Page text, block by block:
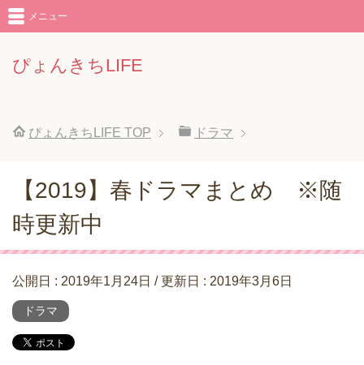
ぴょんきちLIFE
メニュー
ぴょんきちLIFE TOP ドラマ
【2019】春ドラマまとめ ※随
時更新中
公開日 : 2019年1月24日 / 更新日 : 2019年3月6日
ドラマ